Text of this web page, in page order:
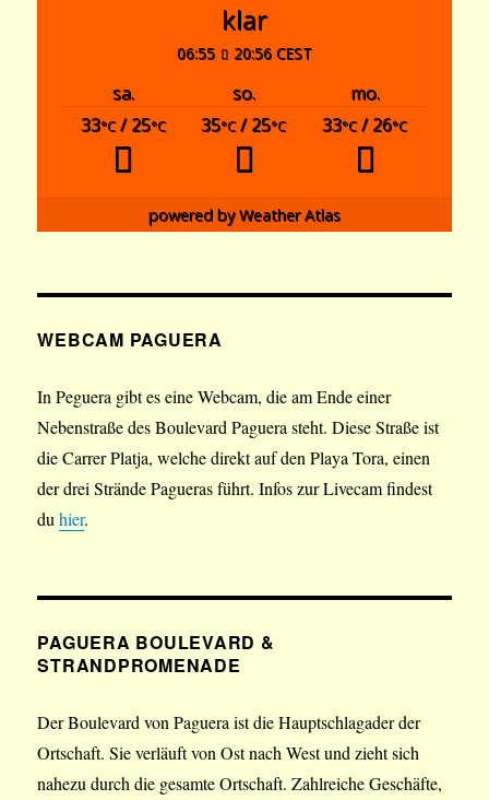
klar
06:55 20:56 CEST
sa. so.
mo.
33°C/ 25°C 35°C/ 25°C 33°C/ 26°C
powered byWeather Atlas
WEBCAM PAGUERA
In Peguera gibt es eine Webcam, die am Ende einer
Nebenstraße des Boulevard Paguera steht. Diese Straße ist
die Carrer Platja, welche direkt auf den Playa Tora, einen
der drei Strände Pagueras führt. Infos zur Livecam findest
duhier.
PAGUERA BOULEVARD &
STRANDPROMENADE
Der Boulevard von Paguera ist die Hauptschlagader der
Ortschaft. Sie verläuft von Ost nach West und zieht sich
nahezu durch die gesamte Ortschaft. Zahlreiche Geschäfte,